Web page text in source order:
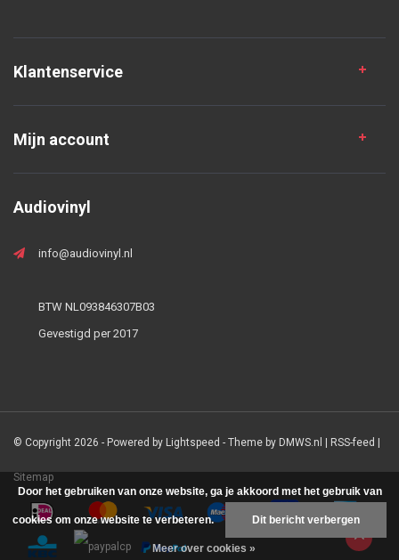
Klantenservice
Mijn account
Audiovinyl
info@audiovinyl.nl
BTW NL093846307B03
Gevestigd per 2017
© Copyright 2026 - Powered by Lightspeed - Theme by DMWS.nl | RSS-feed |
Sitemap
Door het gebruiken van onze website, ga je akkoord met het gebruik van
cookies om onze website te verbeteren. Dit bericht verbergen
Meer over cookies »